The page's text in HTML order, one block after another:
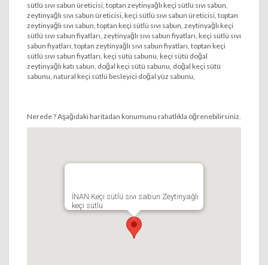
sütlü sıvı sabun üreticisi, toptan zeytinyağlı keçi sütlü sıvı sabun,
zeytinyağlı sıvı sabun üreticisi, keçi sütlü sıvı sabun üreticisi, toptan
zeytinyağlı sıvı sabun, toptan keçi sütlü sıvı sabun, zeytinyağlı keçi
sütlü sıvı sabun fiyatları, zeytinyağlı sıvı sabun fiyatları, keçi sütlü sıvı
sabun fiyatları, toptan zeytinyağlı sıvı sabun fiyatları, toptan keçi
sütlü sıvı sabun fiyatları, keçi sütü sabunu, keçi sütü doğal
zeytinyağlı katı sabun, doğal keçi sütü sabunu, doğal keçi sütü
sabunu, natural keçi sütlü besleyici doğal yüz sabunu‎,
Nerede ? Aşağıdaki haritadan konumunu rahatlıkla öğrenebilirsiniz.
İNAN Keçi sütlü sıvı sabun Zeytinyağlı
keçi sütlü